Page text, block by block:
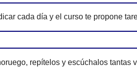
cada día y el curso te propone
repítelos y escúchalos tantas